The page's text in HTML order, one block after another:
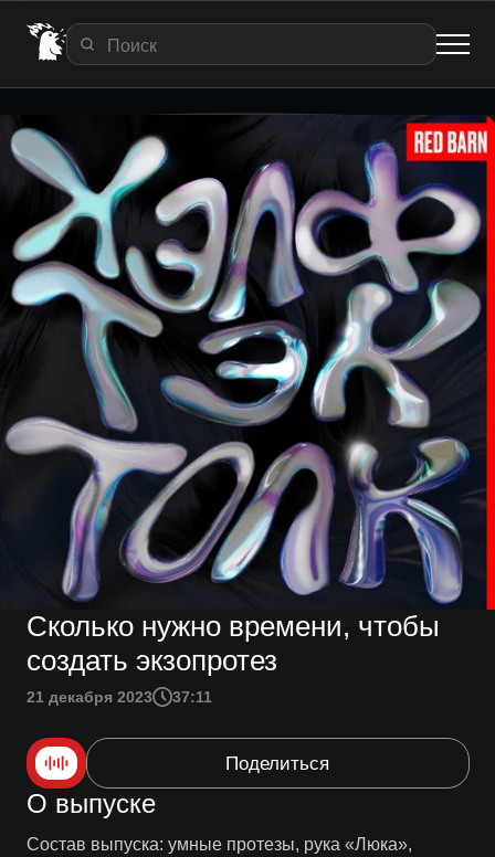
Сколько нужно времени, чтобы
создать экзопротез
21 декабря 2023 37:11
Поделиться
О выпуске
Состав выпуска: умные протезы, рука «Люка»,